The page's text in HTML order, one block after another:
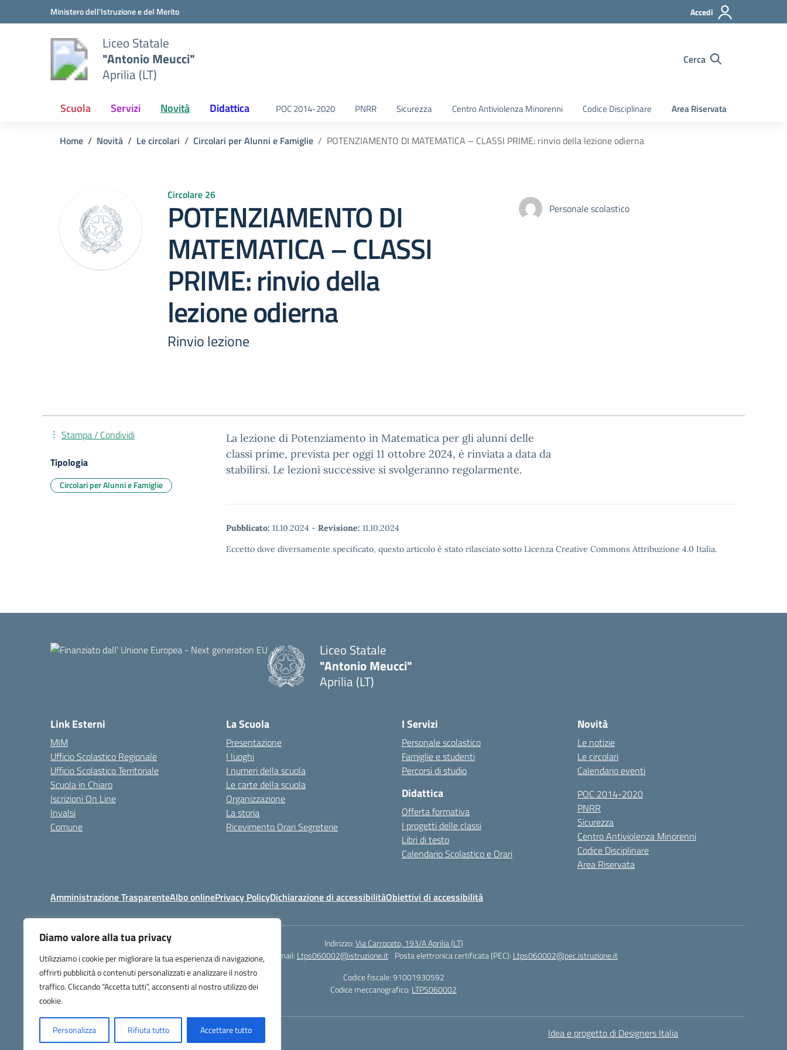
Diamo valore alla tua privacy
Utilizziamo i cookie per migliorare la tua esperienza di navigazione,
offrirti pubblicità o contenuti personalizzati e analizzare il nostro
traffico. Cliccando “Accetta tutti”, acconsenti al nostro utilizzo dei
cookie.
Personalizza Rifiuta tutto Accettare tutto
Vai ai contenuti
Vai al menu di navigazioneMinistero dell'Istruzione e del Merito Accedi
Liceo Statale
"Antonio Meucci"
Aprilia (LT)
Cerca
Scuola Servizi Novità Didattica POC 2014-2020 PNRR Sicurezza Centro Antiviolenza Minorenni Codice Disciplinare Area Riservata
Home Novità Le circolari Circolari per Alunni e Famiglie POTENZIAMENTO DI MATEMATICA – CLASSI PRIME: rinvio della lezione odierna
Circolare 26
POTENZIAMENTO DI
MATEMATICA – CLASSI
PRIME: rinvio della
lezione odierna
Rinvio lezione
Personale scolastico
La lezione di Potenziamento in Matematica per gli alunni delle
classi prime, prevista per oggi 11 ottobre 2024, è rinviata a data da
stabilirsi. Le lezioni successive si svolgeranno regolarmente.
Pubblicato: 11.10.2024 - Revisione: 11.10.2024
Eccetto dove diversamente specificato, questo articolo è stato rilasciato sotto Licenza Creative Commons Attribuzione 4.0 Italia.
Stampa / Condividi
Tipologia
Circolari per Alunni e Famiglie
Liceo Statale
"Antonio Meucci"
Aprilia (LT)
Link Esterni
MIM
Ufficio Scolastico Regionale
Ufficio Scolastico Territoriale
Scuola in Chiaro
Iscrizioni On Line
Invalsi
Comune
La Scuola
Presentazione
I luoghi
I numeri della scuola
Le carte della scuola
Organizzazione
La storia
Ricevimento Orari Segreterie
I Servizi
Personale scolastico
Famiglie e studenti
Percorsi di studio
Didattica
Offerta formativa
I progetti delle classi
Libri di testo
Calendario Scolastico e Orari
Novità
Le notizie
Le circolari
Calendario eventi
POC 2014-2020
PNRR
Sicurezza
Centro Antiviolenza Minorenni
Codice Disciplinare
Area Riservata
Amministrazione TrasparenteAlbo onlinePrivacy PolicyDichiarazione di accessibilitàObiettivi di accessibilità
Indirizzo:Via Carroceto, 193/A Aprilia (LT)
Centralino:+39 06 9257678 Email: Ltps060002@istruzione.it Posta elettronica certificata (PEC): Ltps060002@pec.istruzione.it
Codice fiscale: 91001930592
Codice meccanografico: LTPS060002
Idea e progetto di Designers Italia